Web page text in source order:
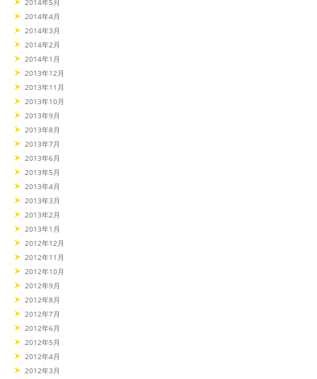
2014年4月
2014年3月
2014年2月
2014年1月
2013年12月
2013年11月
2013年10月
2013年9月
2013年8月
2013年7月
2013年6月
2013年5月
2013年4月
2013年3月
2013年2月
2013年1月
2012年12月
2012年11月
2012年10月
2012年9月
2012年8月
2012年7月
2012年6月
2012年5月
2012年4月
2012年3月